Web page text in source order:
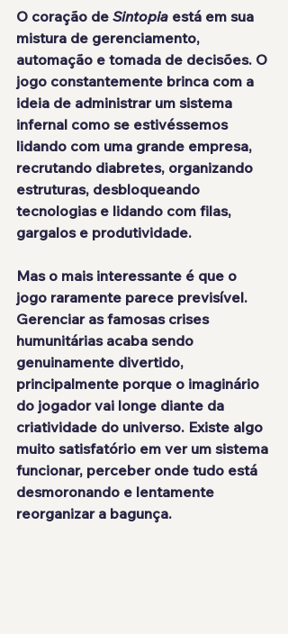
O coração de Sintopia está em sua
mistura de gerenciamento,
automação e tomada de decisões. O
jogo constantemente brinca com a
ideia de administrar um sistema
infernal como se estivéssemos
lidando com uma grande empresa,
recrutando diabretes, organizando
estruturas, desbloqueando
tecnologias e lidando com filas,
gargalos e produtividade.
Mas o mais interessante é que o
jogo raramente parece previsível.
Gerenciar as famosas crises
humunitárias acaba sendo
genuinamente divertido,
principalmente porque o imaginário
do jogador vai longe diante da
criatividade do universo. Existe algo
muito satisfatório em ver um sistema
funcionar, perceber onde tudo está
desmoronando e lentamente
reorganizar a bagunça.